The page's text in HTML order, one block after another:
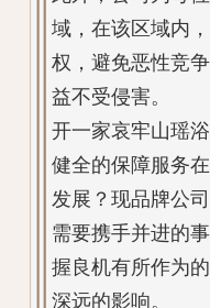
域，在该区域内
权，避免恶性竞
益不受侵害。
开一家哀牢山瑶
健全的保障服务
发展？现品牌公
需要携手并进的
握良机有所作为
深远的影响。